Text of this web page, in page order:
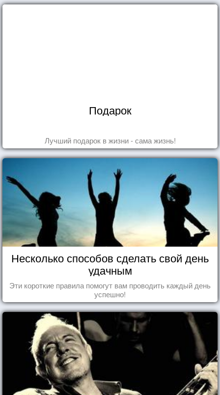
Подарок
Лучший подарок в жизни - сама жизнь!
Несколько способов сделать свой день
удачным
Эти короткие правила помогут вам проводить каждый день
успешно!